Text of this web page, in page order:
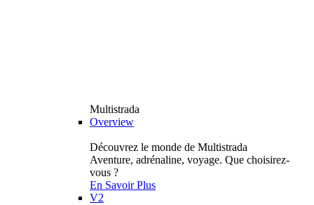
Multistrada
Overview
Découvrez le monde de Multistrada
Aventure, adrénaline, voyage. Que choisirez-
vous ?
En Savoir Plus
V2